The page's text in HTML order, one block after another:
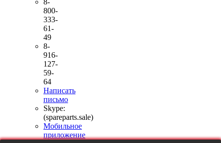
8-
800-
333-
61-
49
8-
916-
127-
59-
64
Написать
письмо
Skype:
(spareparts.sale)
Мобильное
приложение